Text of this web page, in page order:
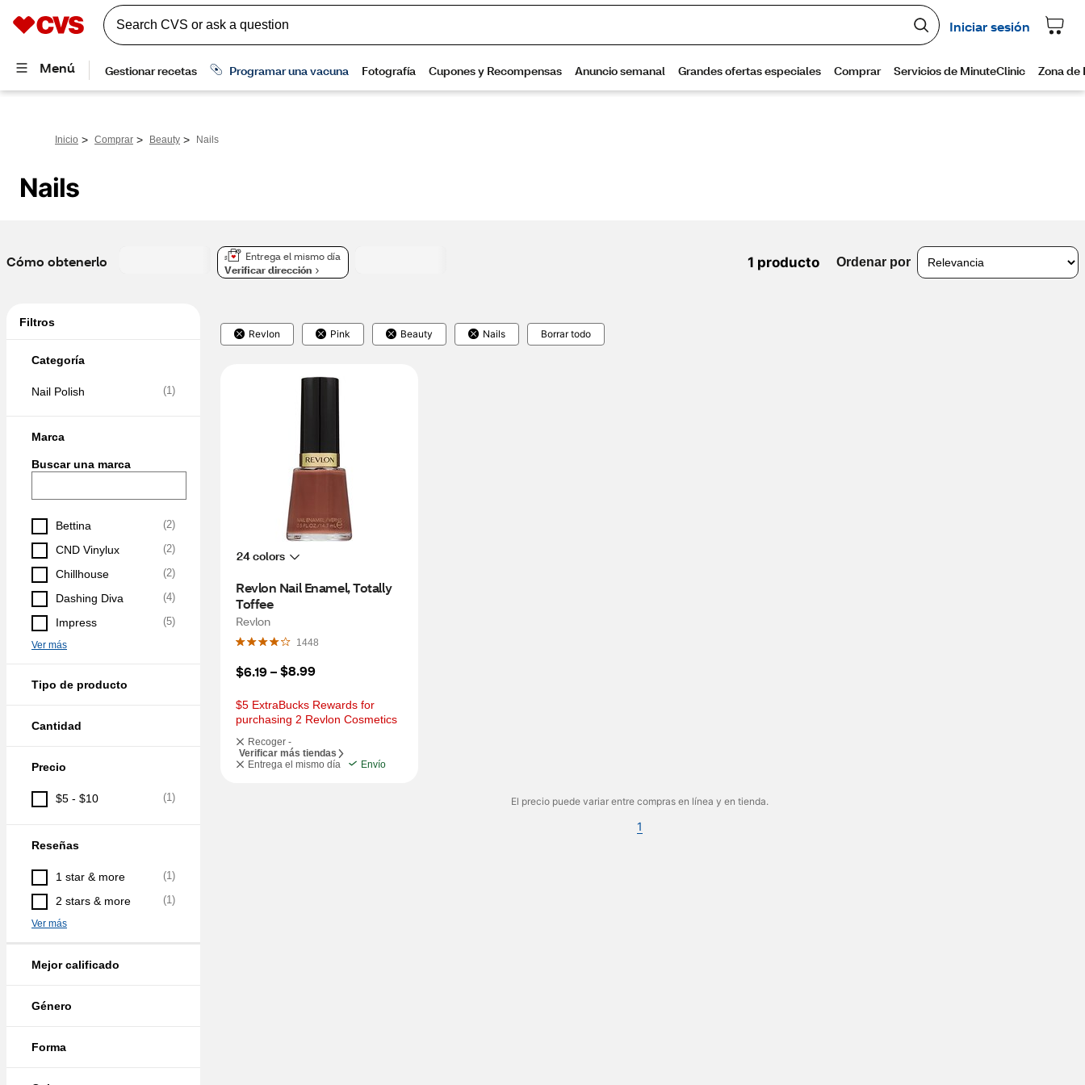
Inicio > Comprar > Beauty > Nails
Nails
Cómo obtenerlo
Entrega el mismo día
Verificar dirección
1 producto Ordenar por
Filtros
Categoría
Nail Polish (1)
Marca
Buscar una marca
Bettina (2)
CND Vinylux (2)
Chillhouse (2)
Dashing Diva (4)
Impress (5)
Ver más
Tipo de producto
Cantidad
Precio
$5 - $10 (1)
Reseñas
1 star & more (1)
2 stars & more (1)
Ver más
Mejor calificado
Género
Forma
Revlon Pink Beauty Nails Borrar todo
24 colors
Revlon Nail Enamel, Totally
Toffee
Revlon
1448
$6.19 – $8.99
$5 ExtraBucks Rewards for
purchasing 2 Revlon Cosmetics
Recoger -
Verificar más tiendas
Entrega el mismo día
Envío
El precio puede variar entre compras en línea y en tienda.
1